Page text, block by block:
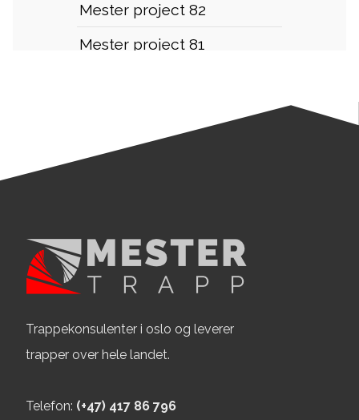
Mester project 82
Mester project 81
Mester project 78
Mester project 75
Mester project 74
Mester project 73
Mester project 72
Trappekonsulenter i oslo og leverer
trapper over hele landet.
Telefon: (+47) 417 86 796